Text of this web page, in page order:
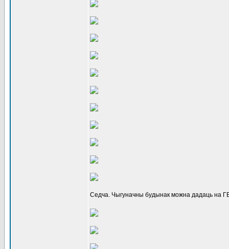
Седча. Чыгуначны будынак можна дадаць на